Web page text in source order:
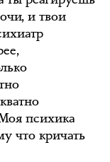
и твои
психика
что кричать